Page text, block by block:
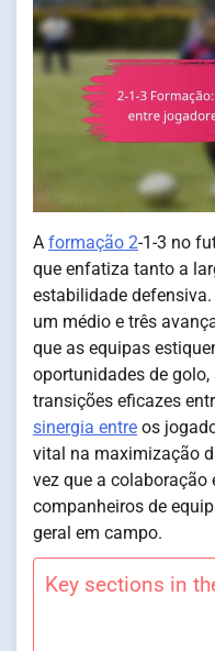
A formação 2-1-3 no
que enfatiza tanto a
estabilidade
um médio e três
que as equipas
oportunidades de
transições eficazes
sinergia entre os
vital na maximização
vez que a colaboração
companheiros de
geral em campo.
Key sections in